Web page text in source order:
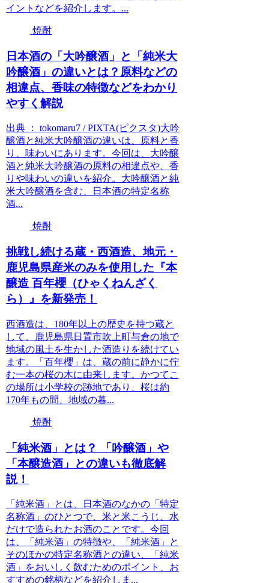
イントなどを紹介します。...
焼酎
日本酒の「大吟醸酒」と「純米大
吟醸酒」の違いとは？原料などの
相違点、香味の特徴などをわかり
やすく解説
出典 ： tokomaru7 / PIXTA(ピクスタ)大吟
醸酒と純米大吟醸酒の違いは、原料と香
り、味わいにあります。今回は、大吟醸
酒と純米大吟醸酒の原料の相違点や、香
りや味わいの違いを紹介。大吟醸酒と純
米大吟醸酒を含む、日本酒の特定名称
酒...
焼酎
挑戦し続ける蔵・西酒造、地元・
鹿児島県産米のみを使用した『本
醸造 百年櫻（ひゃくねんざく
ら）』を新発売！
西酒造は、180年以上の歴史を持つ蔵と
して、鹿児島県日置市吹上町与倉の地で
地域の風土を生かした酒造りを続けてい
ます。「百年櫻」は、蔵の前に静かに佇
む一本の桜の木に由来します。かつてこ
の場所は小学校の跡地であり、桜は約
170年もの間、地域の暮...
焼酎
「純米酒」とは？ 「吟醸酒」や
「本醸造酒」との違いも徹底解
説！
「純米酒」とは、日本酒のなかの「特定
名称酒」のひとつで、米と米こうじ、水
だけで造られたお酒のことです。今回
は、「純米酒」の特徴や、「純米酒」と
そのほかの特定名称酒との違い、「純米
酒」をおいしく飲むためのポイント、お
すすめの銘柄などを紹介しま...